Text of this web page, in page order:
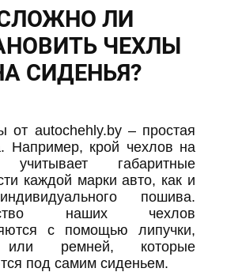
ЛИ
ЧЕХЛЫ
СИДЕНЬЯ?
от autochehly.by – простая
Например, крой чехлов на
учитывает габаритные
каждой марки авто, как и
пошива.
наших чехлов
с помощью липучки,
или ремней, которые
под самим сиденьем.